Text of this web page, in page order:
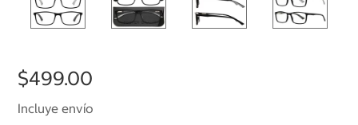
$499.00
Incluye envío